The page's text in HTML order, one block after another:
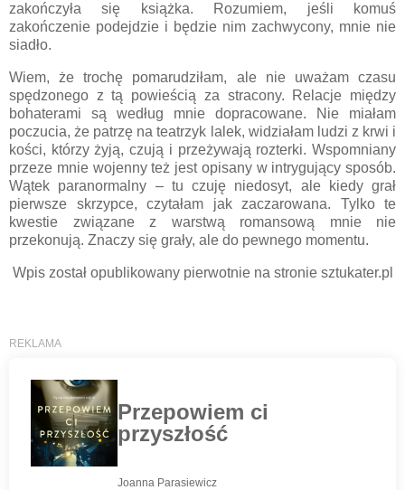
zakończyła się książka. Rozumiem, jeśli komuś
zakończenie podejdzie i będzie nim zachwycony, mnie nie
siadło.
Wiem, że trochę pomarudziłam, ale nie uważam czasu
spędzonego z tą powieścią za stracony. Relacje między
bohaterami są według mnie dopracowane. Nie miałam
poczucia, że patrzę na teatrzyk lalek, widziałam ludzi z krwi i
kości, którzy żyją, czują i przeżywają rozterki. Wspomniany
przeze mnie wojenny też jest opisany w intrygujący sposób.
Wątek paranormalny – tu czuję niedosyt, ale kiedy grał
pierwsze skrzypce, czytałam jak zaczarowana. Tylko te
kwestie związane z warstwą romansową mnie nie
przekonują. Znaczy się grały, ale do pewnego momentu.
Wpis został opublikowany pierwotnie na stronie sztukater.pl